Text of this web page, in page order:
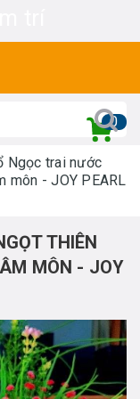
0
Ngọc trai nước
môn - JOY PEARL
THIÊN
MÔN - JOY